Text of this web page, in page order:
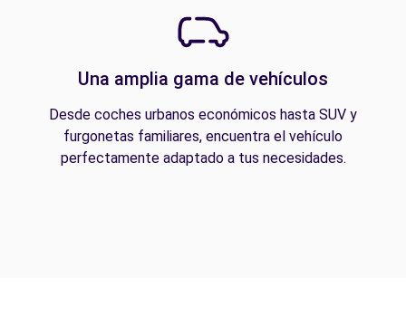
Una amplia gama de vehículos
Desde coches urbanos económicos hasta SUV y
furgonetas familiares, encuentra el vehículo
perfectamente adaptado a tus necesidades.